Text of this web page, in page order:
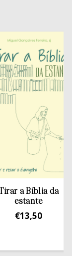
Bíblia da
13,50